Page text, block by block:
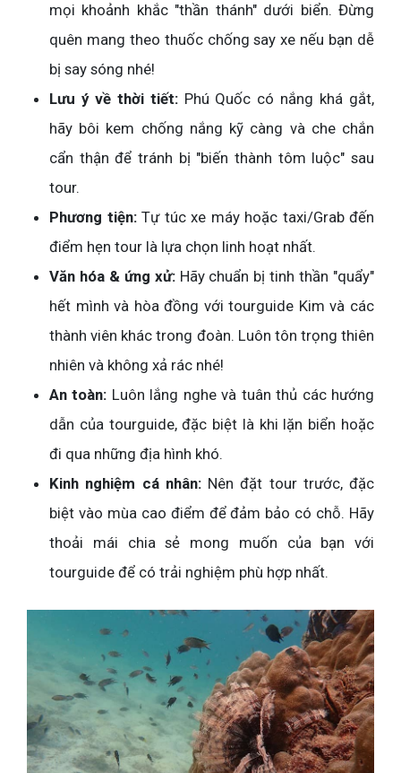
mọi khoảnh khắc "thần thánh" dưới biển. Đừng
quên mang theo thuốc chống say xe nếu bạn dễ
bị say sóng nhé!
Lưu ý về thời tiết:Phú Quốc có nắng khá gắt,
hãy bôi kem chống nắng kỹ càng và che chắn
cẩn thận để tránh bị "biến thành tôm luộc" sau
tour.
Phương tiện:Tự túc xe máy hoặc taxi/Grab đến
điểm hẹn tour là lựa chọn linh hoạt nhất.
Văn hóa & ứng xử:Hãy chuẩn bị tinh thần "quẩy"
hết mình và hòa đồng với tourguide Kim và các
thành viên khác trong đoàn. Luôn tôn trọng thiên
nhiên và không xả rác nhé!
An toàn: Luôn lắng nghe và tuân thủ các hướng
dẫn của tourguide, đặc biệt là khi lặn biển hoặc
đi qua những địa hình khó.
Kinh nghiệm cá nhân:Nên đặt tour trước, đặc
biệt vào mùa cao điểm để đảm bảo có chỗ. Hãy
thoải mái chia sẻ mong muốn của bạn với
tourguide để có trải nghiệm phù hợp nhất.